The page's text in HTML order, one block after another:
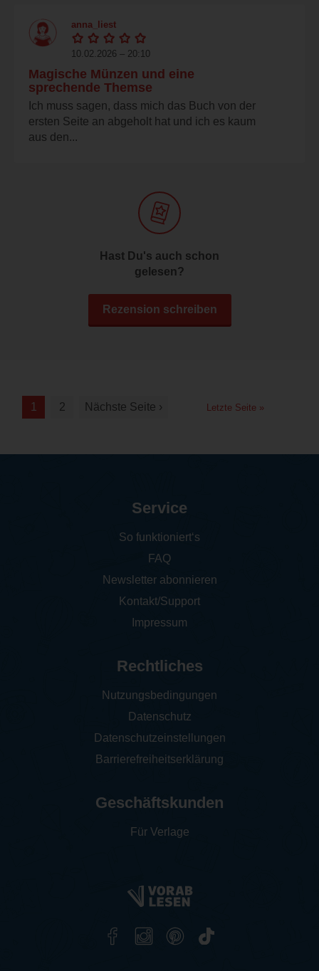
anna_liest
10.02.2026 – 20:10
Magische Münzen und eine
sprechende Themse
Ich muss sagen, dass mich das Buch von der
ersten Seite an abgeholt hat und ich es kaum
aus den...
Hast Du's auch schon
gelesen?
Rezension schreiben
1 2 Nächste Seite › Letzte Seite »
Service
So funktioniert‘s
FAQ
Newsletter abonnieren
Kontakt/Support
Impressum
Rechtliches
Nutzungsbedingungen
Datenschutz
Datenschutzeinstellungen
Barrierefreiheitserklärung
Geschäftskunden
Für Verlage